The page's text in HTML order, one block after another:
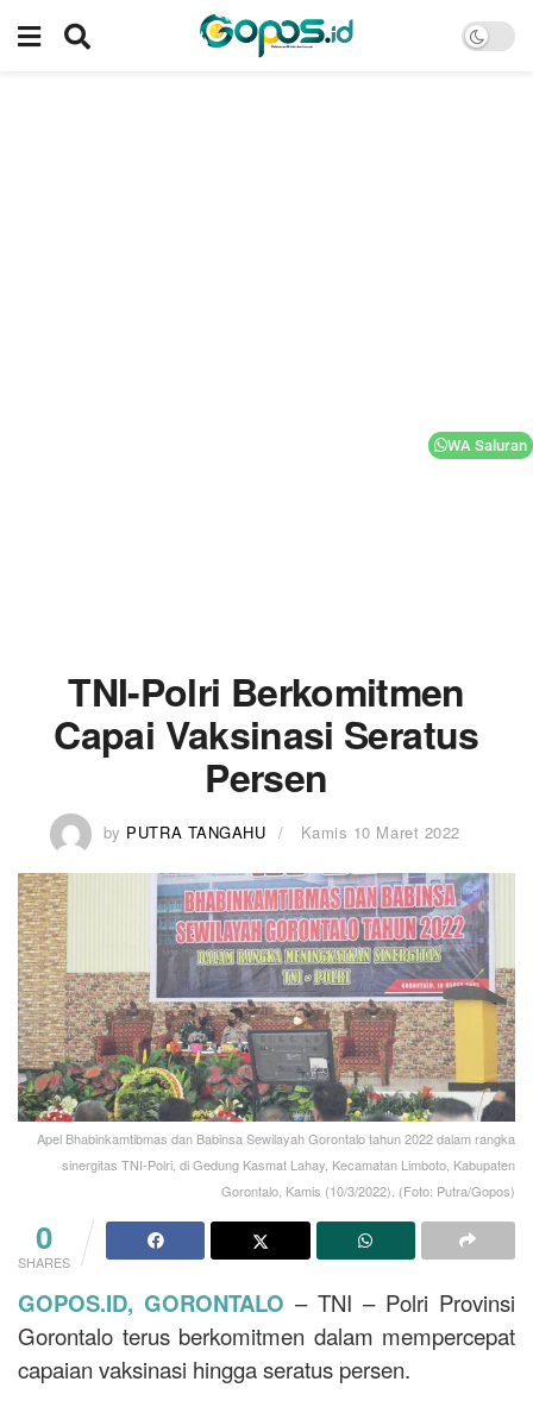
TNI-Polri Berkomitmen
Capai Vaksinasi Seratus
Persen
by PUTRA TANGAHU Kamis 10 Maret 2022
Apel Bhabinkamtibmas dan Babinsa Sewilayah Gorontalo tahun 2022 dalam rangka
sinergitas TNI-Polri, di Gedung Kasmat Lahay, Kecamatan Limboto, Kabupaten
Gorontalo, Kamis (10/3/2022). (Foto: Putra/Gopos)
0
SHARES
GOPOS.ID, GORONTALO – TNI – Polri Provinsi
Gorontalo terus berkomitmen dalam mempercepat
capaian vaksinasi hingga seratus persen.
WA Saluran